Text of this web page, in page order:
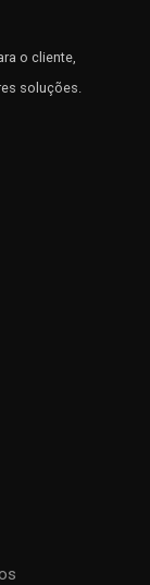
o cliente,
soluções.